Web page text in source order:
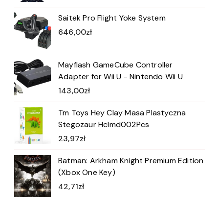
Saitek Pro Flight Yoke System
646,00zł
Mayflash GameCube Controller
Adapter for Wii U - Nintendo Wii U
143,00zł
Tm Toys Hey Clay Masa Plastyczna
Stegozaur Hclmd002Pcs
23,97zł
Batman: Arkham Knight Premium Edition
(Xbox One Key)
42,71zł